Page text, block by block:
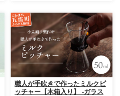
職人が手吹きで作ったミルクピ
ッチャー【木箱入り】 -ガラス